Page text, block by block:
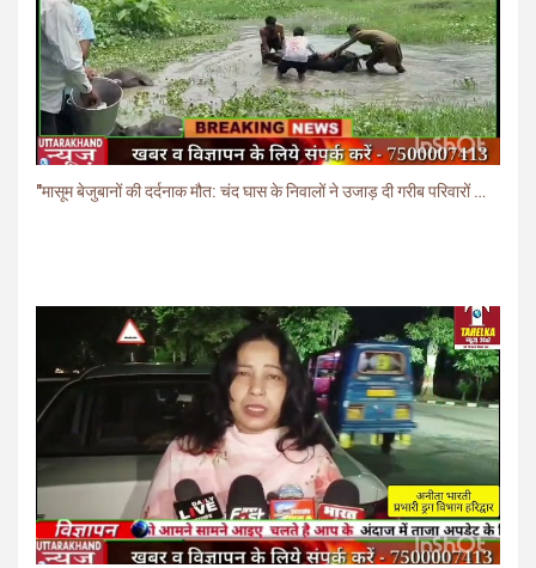
"मासूम बेजुबानों की दर्दनाक मौत: चंद घास के निवालों ने उजाड़ दी गरीब परिवारों की दुनिया"